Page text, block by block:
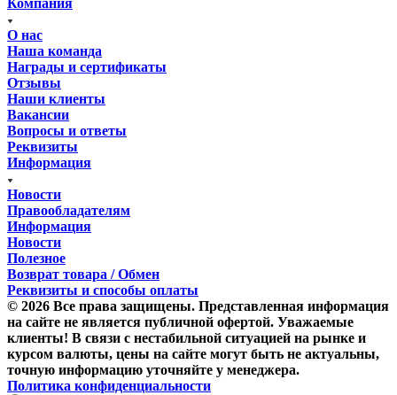
Компания
О нас
Наша команда
Награды и сертификаты
Отзывы
Наши клиенты
Вакансии
Вопросы и ответы
Реквизиты
Информация
Новости
Правообладателям
Информация
Новости
Полезное
Возврат товара / Обмен
Реквизиты и способы оплаты
© 2026 Все права защищены. Представленная информация
на сайте не является публичной офертой. Уважаемые
клиенты! В связи с нестабильной ситуацией на рынке и
курсом валюты, цены на сайте могут быть не актуальны,
точную информацию уточняйте у менеджера.
Политика конфиденциальности